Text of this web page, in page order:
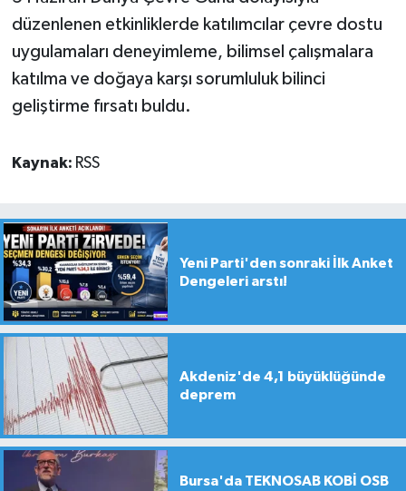
düzenlenen etkinliklerde katılımcılar çevre dostu
uygulamaları deneyimleme, bilimsel çalışmalara
katılma ve doğaya karşı sorumluluk bilinci
geliştirme fırsatı buldu.
Kaynak: RSS
Yeni Parti'den sonraki İlk Anket
Dengeleri arstı!
Akdeniz'de 4,1 büyüklüğünde
deprem
Bursa'da TEKNOSAB KOBİ OSB